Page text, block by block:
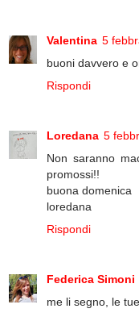
Valentina 5
buoni davvero e
Rispondi
Loredana 5
Non saranno
promossi!!
buona domenica
loredana
Rispondi
Federica Simoni
me li segno, le